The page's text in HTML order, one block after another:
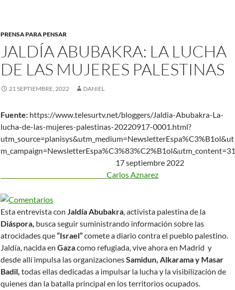
PRENSA PARA PENSAR
JALDÍA ABUBAKRA: LA LUCHA
DE LAS MUJERES PALESTINAS
21 SEPTIEMBRE, 2022 DANIEL
Fuente: https://www.telesurtv.net/bloggers/Jaldia-Abubakra-La-
lucha-de-las-mujeres-palestinas-20220917-0001.html?
utm_source=planisys&utm_medium=NewsletterEspa%C3%B1ol&ut
m_campaign=NewsletterEspa%C3%83%C2%B1ol&utm_content=31
17 septiembre 2022
Carlos Aznarez
Esta entrevista con Jaldía Abubakra, activista palestina de la
Diáspora, busca seguir suministrando información sobre las
atrocidades que“Israel”comete a diario contra el pueblo palestino.
Jaldía, nacida en Gazacomo refugiada, vive ahora en Madrid y
desde allí impulsa las organizacionesSamidun, Alkarama y Masar
Badil, todas ellas dedicadas a impulsar la lucha y la visibilización de
quienes dan la batalla principal en los territorios ocupados.